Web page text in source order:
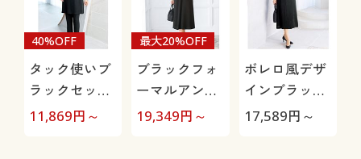
タック使いブ
ラックセット
スーツ(洗濯機
40%OFF
11,869円～
ブラックフォ
ーマルアンサ
ンブル(洗濯機
最大20%OFF
19,349円～
ボレロ風デザ
インブラック
ワンピース(洗
17,589円～